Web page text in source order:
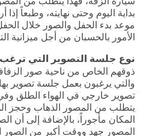
بداية اليوم وحتى نهايته، وطبعاً
موعد بدء الحفل والصور خلال
الأمور بالحسبان من أجل ميزانية
نوع جلسة التصوير التي ترغب
ذوقهم الخاص من ناحية صور
والتي يرغبون بعمل جلسة تصوير
تصوير خارجي في الهواء الطلق
يتطلب من المصور الذهاب وحجز
المكان مأجوراً، بالإضافة إلى أن
المصور جهد ووقت أكبر من الصور